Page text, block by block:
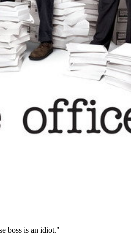
boss is an idiot."